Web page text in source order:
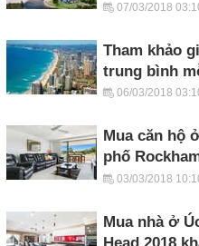
07/03/2018
Tham khảo
trung bình
06/03/2018
Mua căn hộ
phố
03/03/2018
Mua nhà ở
Head 2018